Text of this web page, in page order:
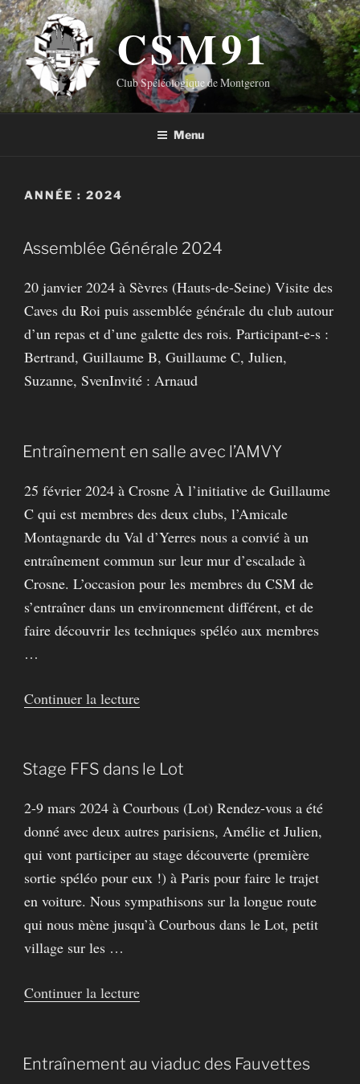
Aller
au
contenu
principal
CSM91
Club Spéléologique de Montgeron
Menu
ANNÉE : 2024
Assemblée Générale 2024
20 janvier 2024 à Sèvres (Hauts-de-Seine) Visite des
Caves du Roi puis assemblée générale du club autour
d’un repas et d’une galette des rois. Participant-e-s :
Bertrand, Guillaume B, Guillaume C, Julien,
Suzanne, SvenInvité : Arnaud
Entraînement en salle avec l’AMVY
25 février 2024 à Crosne À l’initiative de Guillaume
C qui est membres des deux clubs, l’Amicale
Montagnarde du Val d’Yerres nous a convié à un
entraînement commun sur leur mur d’escalade à
Crosne. L’occasion pour les membres du CSM de
s’entraîner dans un environnement différent, et de
faire découvrir les techniques spéléo aux membres
…
Continuer la lecturede
salle
l’AMVY »
Stage FFS dans le Lot
2-9 mars 2024 à Courbous (Lot) Rendez-vous a été
donné avec deux autres parisiens, Amélie et Julien,
qui vont participer au stage découverte (première
sortie spéléo pour eux !) à Paris pour faire le trajet
en voiture. Nous sympathisons sur la longue route
qui nous mène jusqu’à Courbous dans le Lot, petit
village sur les …
Continuer la lecturede
dans
Entraînement au viaduc des Fauvettes